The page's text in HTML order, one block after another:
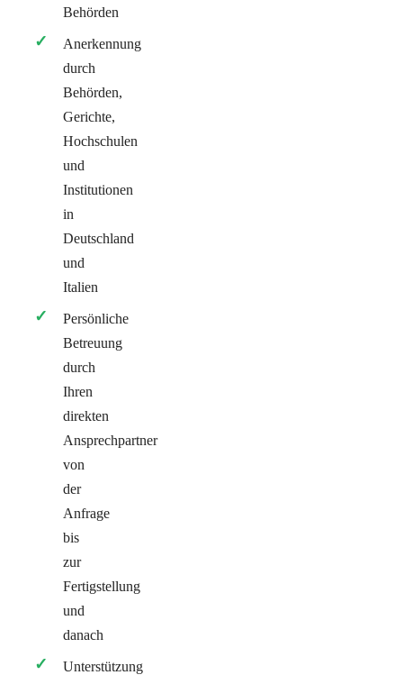
Behörden
Anerkennung
durch
Behörden,
Gerichte,
Hochschulen
und
Institutionen
in
Deutschland
und
Italien
Persönliche
Betreuung
durch
Ihren
direkten
Ansprechpartner
von
der
Anfrage
bis
zur
Fertigstellung
und
danach
Unterstützung